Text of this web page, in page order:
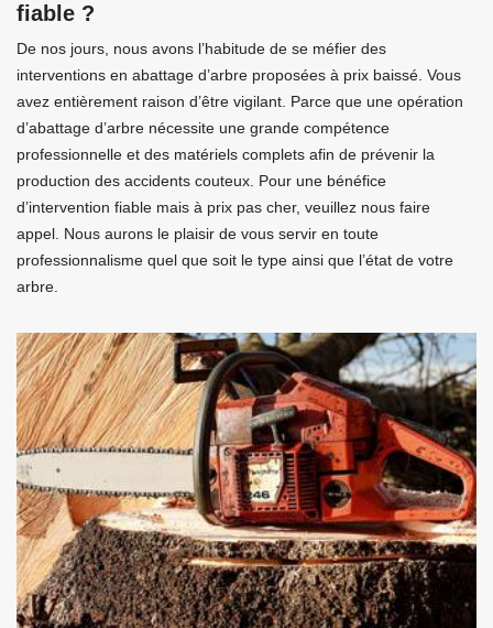
fiable ?
De nos jours, nous avons l’habitude de se méfier des
interventions en abattage d’arbre proposées à prix baissé. Vous
avez entièrement raison d’être vigilant. Parce que une opération
d’abattage d’arbre nécessite une grande compétence
professionnelle et des matériels complets afin de prévenir la
production des accidents couteux. Pour une bénéfice
d’intervention fiable mais à prix pas cher, veuillez nous faire
appel. Nous aurons le plaisir de vous servir en toute
professionnalisme quel que soit le type ainsi que l’état de votre
arbre.